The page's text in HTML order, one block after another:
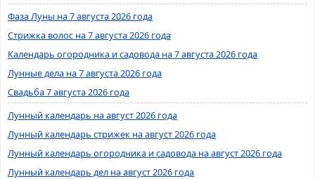
Фаза Луны на 7 августа 2026 года
Стрижка волос на 7 августа 2026 года
Календарь огородника и садовода на 7 августа 2026 года
Лунные дела на 7 августа 2026 года
Свадьба 7 августа 2026 года
Лунный календарь на август 2026 года
Лунный календарь стрижек на август 2026 года
Лунный календарь огородника и садовода на август 2026 года
Лунный календарь дел на август 2026 года